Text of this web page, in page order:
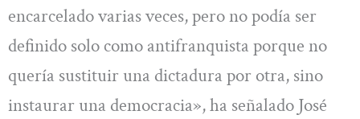
encarcelado varias veces, pero no podía ser
definido solo como antifranquista porque no
quería sustituir una dictadura por otra, sino
instaurar una democracia», ha señalado José